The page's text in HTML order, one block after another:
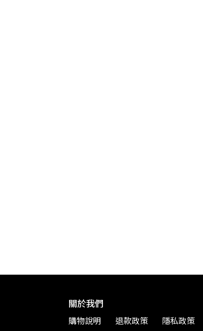
關於我們
購物說明 退款政策 隱私政策